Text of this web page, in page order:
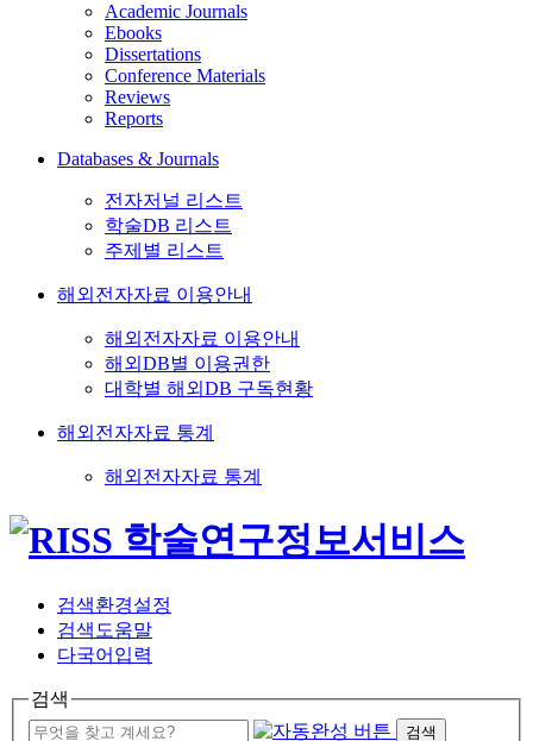
Academic Journals
Ebooks
Dissertations
Conference Materials
Reviews
Reports
Databases & Journals
전자저널 리스트
학술DB 리스트
주제별 리스트
해외전자자료 이용안내
해외전자자료 이용안내
해외DB별 이용권한
대학별 해외DB 구독현황
해외전자자료 통계
해외전자자료 통계
검색환경설정
검색도움말
다국어입력
검색
검색